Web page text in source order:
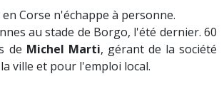
Corse n'échappe à personne.
au stade de Borgo, l'été dernier. 60
de Michel Marti, gérant de la société
ville et pour l'emploi local.